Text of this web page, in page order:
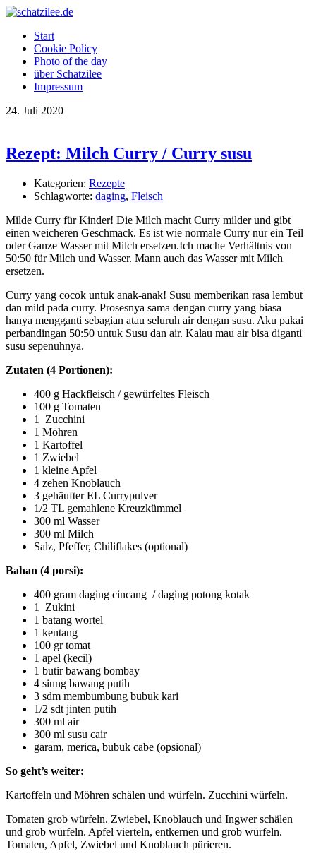
Start
Cookie Policy
Photo of the day
über Schatzilee
Impressum
24. Juli 2020
Rezept: Milch Curry / Curry susu
Kategorien: Rezepte
Schlagworte: daging, Fleisch
Milde Curry für Kinder! Die Milch macht Curry milder und gibt
einen weicheren Geschmack. Es ist wie normale Curry nur ein Teil
oder Ganze Wasser mit Milch ersetzen.Ich mache Verhältnis von
50:50 für Milch und Wasser. Mann auch das Wasser mit Milch
ersetzen.
Curry yang cocok untuk anak-anak! Susu memberikan rasa lembut
dan mild pada curry. Prosesnya sama dengan curry yang biasa
hanya mengganti sebagian atau seluruh air dengan susu. Aku pakai
perbandingan 50:50 untuk Susu dan air. Kalau mau air bisa diganti
susu sepenuhnya.
Zutaten (4 Portionen):
400 g Hackfleisch / gewürfeltes Fleisch
100 g Tomaten
1 Zucchini
1 Möhren
1 Kartoffel
1 Zwiebel
1 kleine Apfel
4 zehen Knoblauch
3 gehäufter EL Currypulver
1/2 TL gemahlene Kreuzkümmel
300 ml Wasser
300 ml Milch
Salz, Pfeffer, Chiliflakes (optional)
Bahan (4 porsi):
400 gram daging cincang / daging potong kotak
1 Zukini
1 batang wortel
1 kentang
100 gr tomat
1 apel (kecil)
1 butir bawang bombay
4 siung bawang putih
3 sdm membumbung bubuk kari
1/2 sdt jinten putih
300 ml air
300 ml susu cair
garam, merica, bubuk cabe (opsional)
So geht’s weiter:
Kartoffeln und Möhren schälen und würfeln. Zucchini würfeln.
Tomaten grob würfeln. Zwiebel, Knoblauch und Ingwer schälen
und grob würfeln. Apfel vierteln, entkernen und grob würfeln.
Tomaten, Apfel, Zwiebel und Knoblauch pürieren.